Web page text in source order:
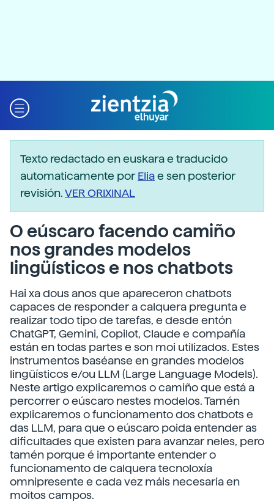
Texto redactado en euskara e traducido
automaticamente porEliae sen posterior
revisión.VER ORIXINAL
O eúscaro facendo camiño
nos grandes modelos
lingüísticos e nos chatbots
Hai xa dous anos que apareceron chatbots
capaces de responder a calquera pregunta e
realizar todo tipo de tarefas, e desde entón
ChatGPT, Gemini, Copilot, Claude e compañía
están en todas partes e son moi utilizados. Estes
instrumentos baséanse en grandes modelos
lingüísticos e/ou LLM (Large Language Models).
Neste artigo explicaremos o camiño que está a
percorrer o eúscaro nestes modelos. Tamén
explicaremos o funcionamento dos chatbots e
das LLM, para que o eúscaro poida entender as
dificultades que existen para avanzar neles, pero
tamén porque é importante entender o
funcionamento de calquera tecnoloxía
omnipresente e cada vez máis necesaria en
moitos campos.